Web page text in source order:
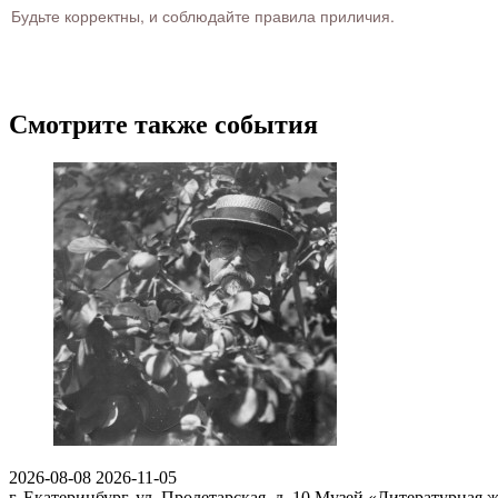
Будьте корректны, и соблюдайте правила приличия.
Смотрите также события
2026-08-08 2026-11-05